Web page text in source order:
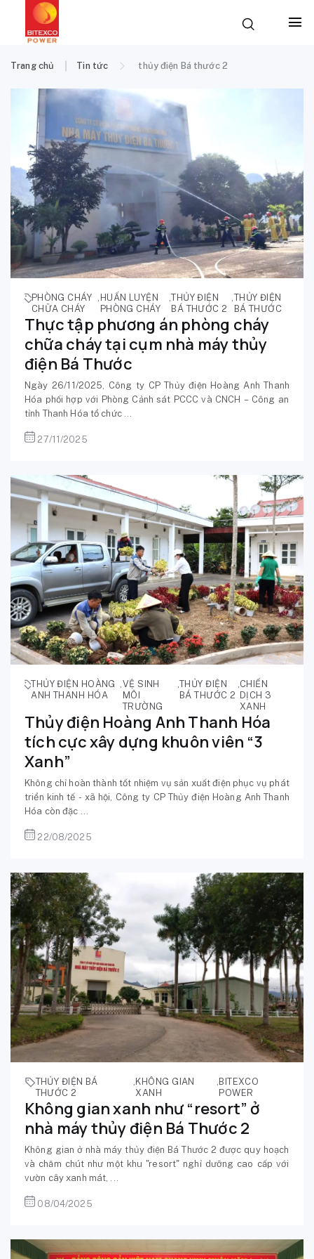
Trang chủ Tin tức thủy điện Bá thước 2
PHÒNG CHÁY
CHỮA CHÁY
, HUẤN LUYỆN
PHÒNG CHÁY
,THỦY ĐIỆN
BÁ THƯỚC 2
,THỦY ĐIỆN
BÁ THƯỚC
Thực tập phương án phòng cháy
chữa cháy tại cụm nhà máy thủy
điện Bá Thước
Ngày 26/11/2025, Công ty CP Thủy điện Hoàng Anh Thanh
Hóa phối hợp với Phòng Cảnh sát PCCC và CNCH – Công an
tỉnh Thanh Hóa tổ chức ...
27/11/2025
THỦY ĐIỆN HOÀNG
ANH THANH HÓA
,VỆ SINH
MÔI
TRƯỜNG
,THỦY ĐIỆN
BÁ THƯỚC 2
,CHIẾN
DỊCH 3
XANH
Thủy điện Hoàng Anh Thanh Hóa
tích cực xây dựng khuôn viên “3
Xanh”
Không chỉ hoàn thành tốt nhiệm vụ sản xuất điện phục vụ phát
triển kinh tế - xã hội, Công ty CP Thủy điện Hoàng Anh Thanh
Hóa còn đặc ...
22/08/2025
THỦY ĐIỆN BÁ
THƯỚC 2
, KHÔNG GIAN
XANH
, BITEXCO
POWER
Không gian xanh như “resort” ở
nhà máy thủy điện Bá Thước 2
Không gian ở nhà máy thủy điện Bá Thước 2 được quy hoạch
và chăm chút như một khu "resort" nghỉ dưỡng cao cấp với
vườn cây xanh mát, ...
08/04/2025